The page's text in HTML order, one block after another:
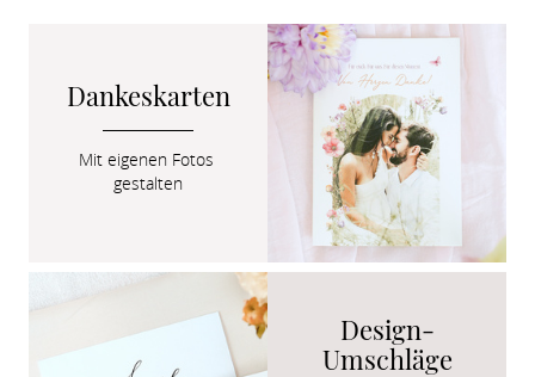
Dankeskarten
Mit eigenen Fotos
gestalten
Design-
Umschläge